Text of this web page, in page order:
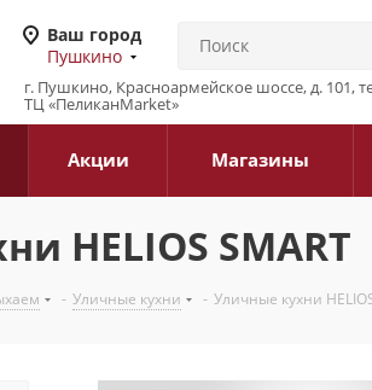
Ваш город
Пушкино
г. Пушкино, Красноармейское шоссе, д. 101,
ТЦ «ПеликанMarket»
Акции Магазины
HELIOS SMART
- Уличные кухни - Уличные кухни